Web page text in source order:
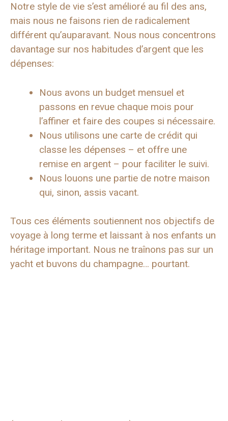
Notre style de vie s’est amélioré au fil des ans,
mais nous ne faisons rien de radicalement
différent qu’auparavant. Nous nous concentrons
davantage sur nos habitudes d’argent que les
dépenses:
Nous avons un budget mensuel et
passons en revue chaque mois pour
l’affiner et faire des coupes si nécessaire.
Nous utilisons une carte de crédit qui
classe les dépenses – et offre une
remise en argent – pour faciliter le suivi.
Nous louons une partie de notre maison
qui, sinon, assis vacant.
Tous ces éléments soutiennent nos objectifs de
voyage à long terme et laissant à nos enfants un
héritage important. Nous ne traînons pas sur un
yacht et buvons du champagne… pourtant.